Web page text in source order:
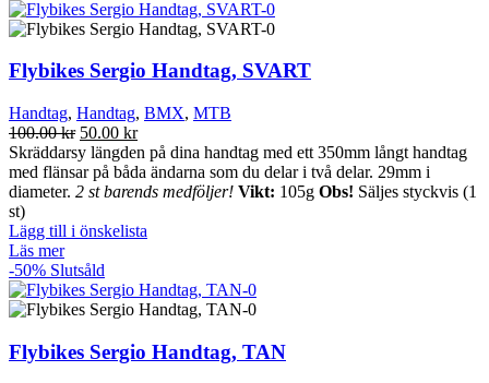
Flybikes Sergio Handtag, SVART
Handtag, Handtag, BMX, MTB
100.00kr Det
ursprungliga
priset
var:
50.00 krDet
nuvarande
priset
är:
Skräddarsy längden på dina handtag med ett 350mm långt handtag
med flänsar på båda ändarna som du delar i två delar. 29mm i
diameter. 2 st barends medföljer! Vikt: 105g Obs! Säljes styckvis (1
st)
Lägg till i önskelista
Läs mer
-50% Slutsåld
Flybikes Sergio Handtag, TAN